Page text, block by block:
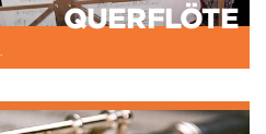
QUERFLÖTE